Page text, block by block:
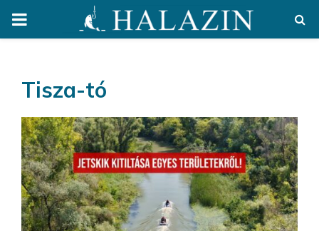
PRIMARY
Tisza-tó